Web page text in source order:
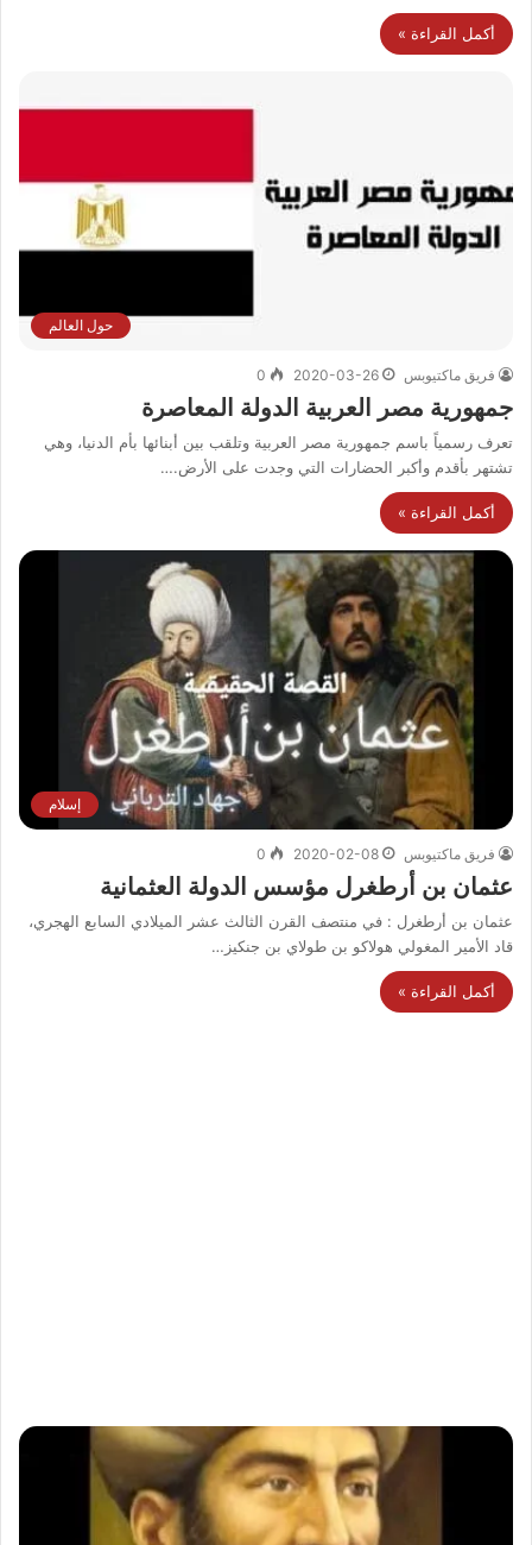
أكمل القراءة »
حول العالم
فريق ماكتيوبس 2020-03-26
0
جمهورية مصر العربية الدولة المعاصرة
تعرف رسمياً باسم جمهورية مصر العربية وتلقب بين أبنائها بأم الدنيا، وهي
تشتهر بأقدم وأكبر الحضارات التي وجدت على الأرض.…
أكمل القراءة »
إسلام
فريق ماكتيوبس 2020-02-08
0
عثمان بن أرطغرل مؤسس الدولة العثمانية
عثمان بن أرطغرل : في منتصف القرن الثالث عشر الميلادي السابع الهجري،
قاد الأمير المغولي هولاكو بن طولاي بن جنكيز…
أكمل القراءة »